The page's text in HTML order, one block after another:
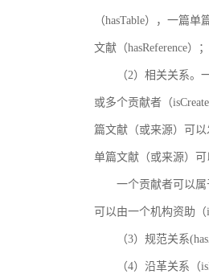
（hasTable），一篇
文献（hasReference）；
（2）相关关系
或多个贡献者（
篇文献（或来源）可
单篇文献（或来源）可
一个贡献者可以
可以由一个机构资助（
（3）规范关系
（4）沿革关系